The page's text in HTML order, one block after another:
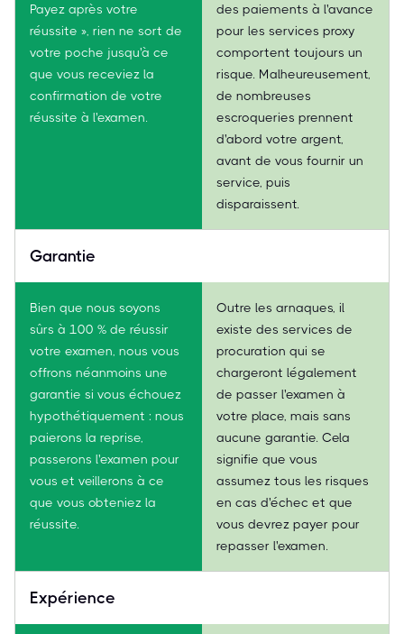
Payez après votre
réussite », rien ne sort de
votre poche jusqu'à ce
que vous receviez la
confirmation de votre
réussite à l'examen.
des paiements à l'avance
pour les services proxy
comportent toujours un
risque. Malheureusement,
de nombreuses
escroqueries prennent
d'abord votre argent,
avant de vous fournir un
service, puis
disparaissent.
Garantie
Bien que nous soyons
sûrs à 100 % de réussir
votre examen, nous vous
offrons néanmoins une
garantie si vous échouez
hypothétiquement : nous
paierons la reprise,
passerons l'examen pour
vous et veillerons à ce
que vous obteniez la
réussite.
Outre les arnaques, il
existe des services de
procuration qui se
chargeront légalement
de passer l'examen à
votre place, mais sans
aucune garantie. Cela
signifie que vous
assumez tous les risques
en cas d'échec et que
vous devrez payer pour
repasser l'examen.
Expérience